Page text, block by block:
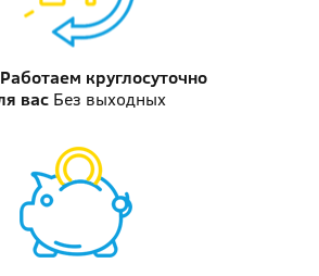
круглосуточно
вас Без выходных